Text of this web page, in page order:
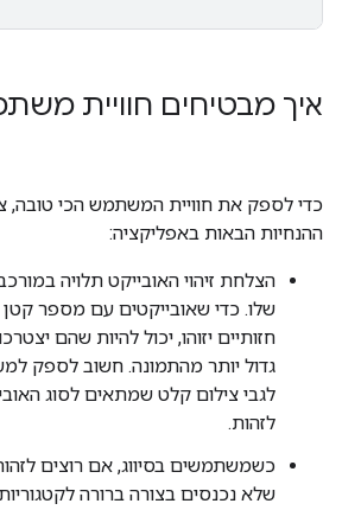
איך מבטיחים חוויית
כדי לספק את חוויית המשתמש הכי טובה,
ההנחיות הבאות באפליקציה:
הצלחת זיהוי האובייקט תלויה
שלו. כדי שאובייקטים עם מספר קטן
חזותיים יזוהו, יכול להיות שהם
גדול יותר מהתמונה. חשוב לספק
לגבי צילום קלט שמתאים לסוג
לזהות.
כשמשתמשים בסיווג, אם רוצים
שלא נכנסים בצורה ברורה